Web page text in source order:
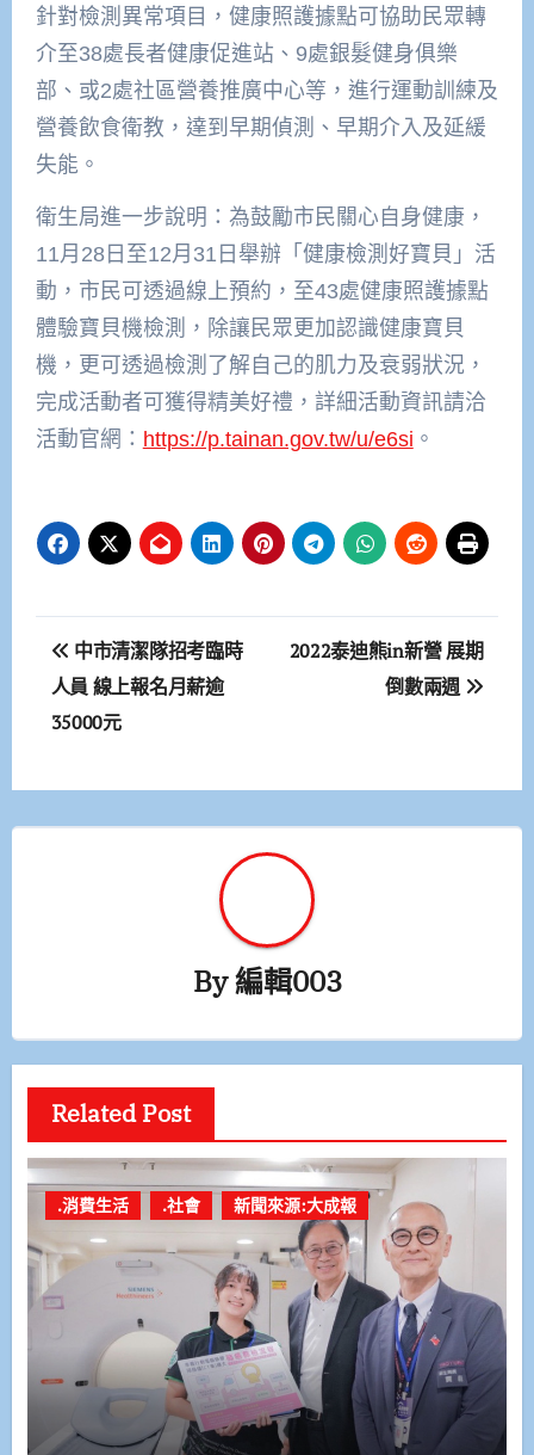
針對檢測異常項目，健康照護據點可協助民眾轉
介至38處長者健康促進站、9處銀髮健身俱樂
部、或2處社區營養推廣中心等，進行運動訓練及
營養飲食衛教，達到早期偵測、早期介入及延緩
失能。
衛生局進一步說明：為鼓勵市民關心自身健康，
11月28日至12月31日舉辦「健康檢測好寶貝」活
動，市民可透過線上預約，至43處健康照護據點
體驗寶貝機檢測，除讓民眾更加認識健康寶貝
機，更可透過檢測了解自己的肌力及衰弱狀況，
完成活動者可獲得精美好禮，詳細活動資訊請洽
活動官網： https://p.tainan.gov.tw/u/e6si 。
文
章
導
覽
中市清潔隊招考臨時
人員 線上報名月薪逾
35000元
2022泰迪熊in新營 展期
倒數兩週
By編輯003
Related Post
.消費生活 .社會 新聞來源:大成報